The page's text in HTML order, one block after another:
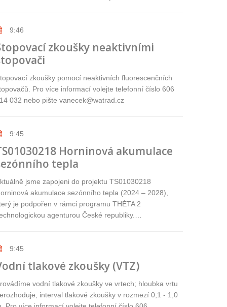
9:46
zkoušky neaktivními
zkoušky pomocí neaktivních fluorescenčních
Pro více informací volejte telefonní číslo 606
032 nebo pište vanecek@watrad.cz
9:45
Horninová akumulace
tepla
jsme zapojeni do projektu TS01030218
akumulace sezónního tepla (2024 – 2028),
je podpořen v rámci programu THÉTA 2
agenturou České republiky.…
9:45
tlakové zkoušky (VTZ)
vodní tlakové zkoušky ve vrtech; hloubka vrtu
interval tlakové zkoušky v rozmezí 0,1 - 1,0